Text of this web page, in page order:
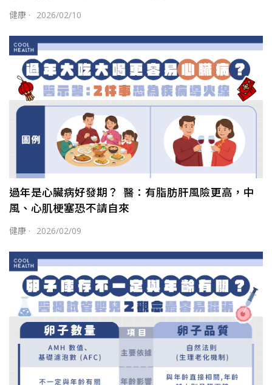
健康 · 2026/02/10
過年是心臟病好發期？ 醫：有脂肪肝風險更高，中
風、心肌梗塞恐不請自來
健康 · 2026/02/09